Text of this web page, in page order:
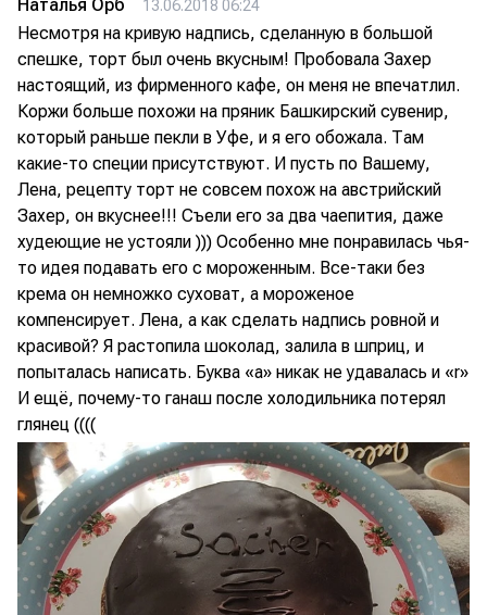
Наталья Орб 13.06.2018 06:24
Несмотря на кривую надпись, сделанную в большой
спешке, торт был очень вкусным! Пробовала Захер
настоящий, из фирменного кафе, он меня не впечатлил.
Коржи больше похожи на пряник Башкирский сувенир,
который раньше пекли в Уфе, и я его обожала. Там
какие-то специи присутствуют. И пусть по Вашему,
Лена, рецепту торт не совсем похож на австрийский
Захер, он вкуснее!!! Съели его за два чаепития, даже
худеющие не устояли ))) Особенно мне понравилась чья-
то идея подавать его с мороженным. Все-таки без
крема он немножко суховат, а мороженое
компенсирует. Лена, а как сделать надпись ровной и
красивой? Я растопила шоколад, залила в шприц, и
попыталась написать. Буква «а» никак не удавалась и «r»
И ещё, почему-то ганаш после холодильника потерял
глянец ((((